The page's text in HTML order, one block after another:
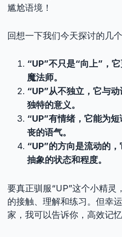
尴尬语境！
回想一下我们今天探讨的几个
“UP”不只是“向上”，
魔法师。
“UP”从不独立，它与
独特的意义。
“UP”有情绪，它能为
丧的语气。
“UP”的方向是流动的
抽象的状态和程度。
要真正驯服“UP”这个小精灵
的接触、理解和练习。但幸
家，我可以告诉你，高效记